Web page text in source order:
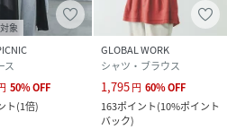
象
ス
50%OFF
ト(1倍)
GLOBAL WORK
シャツ・ブラウス
1,795円 60%OFF
163ポイント(10%ポイント
バック)